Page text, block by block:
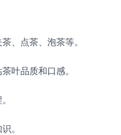
、点茶、泡茶等。
叶品质和口感。
。